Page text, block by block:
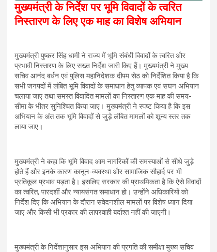
मुख्यमंत्री के निर्देश पर भूमि विवादों के त्वरित
निस्तारण के लिए एक माह का विशेष अभियान
मुख्यमंत्री पुष्कर सिंह धामी ने राज्य में भूमि संबंधी विवादों के त्वरित और
प्रभावी निस्तारण के लिए सख्त निर्देश जारी किए हैं। मुख्यमंत्री ने मुख्य
सचिव आनंद बर्धन एवं पुलिस महानिदेशक दीपम सेठ को निर्देशित किया है कि
सभी जनपदों में लंबित भूमि विवादों के समाधान हेतु व्यापक एवं सघन अभियान
चलाया जाए तथा समस्त विवादित मामलों का निस्तारण एक माह की समय-
सीमा के भीतर सुनिश्चित किया जाए। मुख्यमंत्री ने स्पष्ट किया है कि इस
अभियान के अंत तक भूमि विवादों से जुड़े लंबित मामलों को शून्य स्तर तक
लाया जाए।
मुख्यमंत्री ने कहा कि भूमि विवाद आम नागरिकों की समस्याओं से सीधे जुड़े
होते हैं और इनके कारण कानून-व्यवस्था और सामाजिक सौहार्द पर भी
प्रतिकूल प्रभाव पड़ता है। इसलिए सरकार की प्राथमिकता है कि ऐसे विवादों
का त्वरित, पारदर्शी और न्यायसंगत समाधान हो। उन्होंने अधिकारियों को
निर्देश दिए कि अभियान के दौरान संवेदनशील मामलों पर विशेष ध्यान दिया
जाए और किसी भी प्रकार की लापरवाही बर्दाश्त नहीं की जाएगी।
मुख्यमंत्री के निर्देशानुसार इस अभियान की प्रगति की समीक्षा मुख्य सचिव